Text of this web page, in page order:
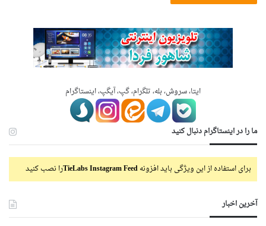
ایتا، سروش، بله، تلگرام، گپ، آیگپ، اینستاگرام
ما را در اینستاگرام دنبال کنید
برای استفاده از این ویژگی باید افزونهTieLabs Instagram Feedرا نصب کنید
آخرین اخبار